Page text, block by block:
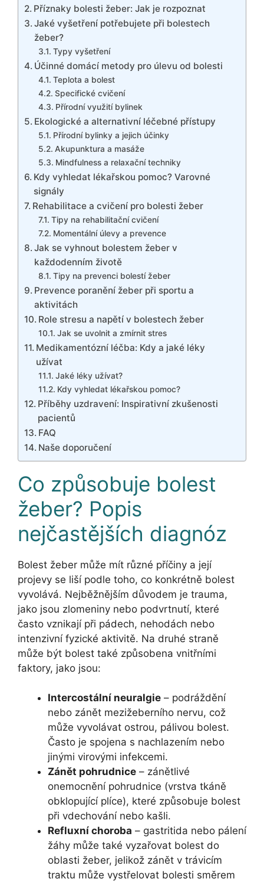
Příznaky bolesti žeber: Jak je rozpoznat
Jaké vyšetření potřebujete při bolestech
žeber?
Typy vyšetření
Účinné domácí metody pro úlevu od bolesti
Teplota a bolest
Specifické cvičení
Přírodní využití bylinek
Ekologické a alternativní léčebné přístupy
Přírodní bylinky a jejich účinky
Akupunktura a masáže
Mindfulness a relaxační techniky
Kdy vyhledat lékařskou pomoc? Varovné
signály
Rehabilitace a cvičení pro bolesti žeber
Tipy na rehabilitační cvičení
Momentální úlevy a prevence
Jak se vyhnout bolestem žeber v
každodenním životě
Tipy na prevenci bolestí žeber
Prevence poranění žeber při sportu a
aktivitách
Role stresu a napětí v bolestech žeber
Jak se uvolnit a zmírnit stres
Medikamentózní léčba: Kdy a jaké léky
užívat
Jaké léky užívat?
Kdy vyhledat lékařskou pomoc?
Příběhy uzdravení: Inspirativní zkušenosti
pacientů
FAQ
Naše doporučení
Co způsobuje bolest
žeber? Popis
nejčastějších diagnóz
Bolest žeber může mít různé příčiny a její
projevy se liší podle toho, co konkrétně bolest
vyvolává. Nejběžnějším důvodem je trauma,
jako jsou zlomeniny nebo podvrtnutí, které
často vznikají při pádech, nehodách nebo
intenzivní fyzické aktivitě. Na druhé straně
může být bolest také způsobena vnitřními
faktory, jako jsou:
Intercostální neuralgie – podráždění
nebo zánět mezižeberního nervu, což
může vyvolávat ostrou, pálivou bolest.
Často je spojena s nachlazením nebo
jinými virovými infekcemi.
Zánět pohrudnice – zánětlivé
onemocnění pohrudnice (vrstva tkáně
obklopující plíce), které způsobuje bolest
při vdechování nebo kašli.
Refluxní choroba – gastritida nebo pálení
žáhy může také vyzařovat bolest do
oblasti žeber, jelikož zánět v trávicím
traktu může vystřelovat bolesti směrem